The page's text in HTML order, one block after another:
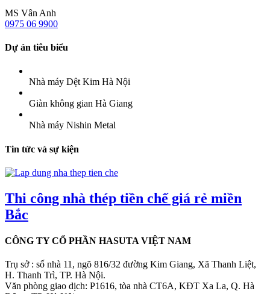
MS Vân Anh
0975 06 9900
Dự án tiêu biểu
Nhà máy Dệt Kim Hà Nội
Giàn không gian Hà Giang
Nhà máy Nishin Metal
Tin tức và sự kiện
Thi công nhà thép tiền chế giá rẻ miền
Bắc
CÔNG TY CỔ PHẦN HASUTA VIỆT NAM
Trụ sở : số nhà 11, ngõ 816/32 đường Kim Giang, Xã Thanh Liệt,
H. Thanh Trì, TP. Hà Nội.
Văn phòng giao dịch: P1616, tòa nhà CT6A, KĐT Xa La, Q. Hà